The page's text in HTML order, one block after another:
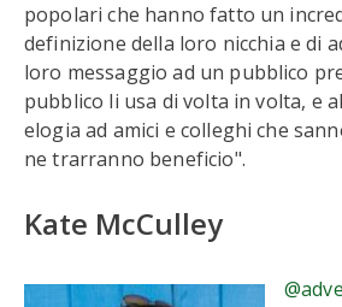
popolari che hanno fatto un
definizione della loro nicchia e di
loro messaggio ad un pubblico
pubblico li usa di volta in volta, e
elogia ad amici e colleghi che
ne trarranno beneficio".
Kate McCulley